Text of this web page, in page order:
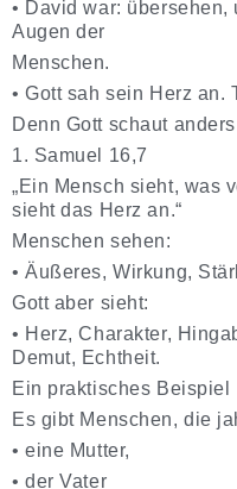
• David war:
Augen der
Menschen.
• Gott sah sein Herz an.
Denn Gott schaut
1. Samuel 16,7
„Ein Mensch sieht, was
sieht das Herz an.“
Menschen sehen:
• Äußeres, Wirkung,
Gott aber sieht:
• Herz, Charakter,
Demut, Echtheit.
Ein praktisches Beispiel
Es gibt Menschen, die
• eine Mutter,
• der Vater